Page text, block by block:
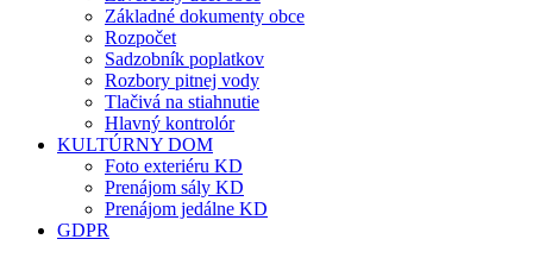
Základné dokumenty obce
Rozpočet
Sadzobník poplatkov
Rozbory pitnej vody
Tlačivá na stiahnutie
Hlavný kontrolór
KULTÚRNY DOM
Foto exteriéru KD
Prenájom sály KD
Prenájom jedálne KD
GDPR